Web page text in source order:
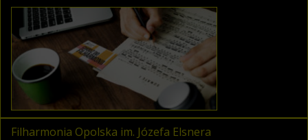
Filharmonia Opolska im. Józefa Elsnera